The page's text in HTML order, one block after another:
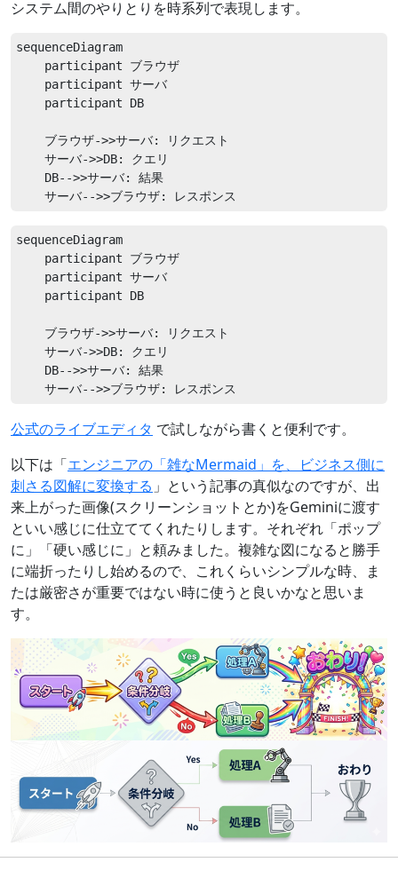
システム間のやりとりを時系列で表現します。
sequenceDiagram
    participant ブラウザ
    participant サーバ
    participant DB
    ブラウザ->>サーバ: リクエスト
    サーバ->>DB: クエリ
    DB-->>サーバ: 結果
sequenceDiagram
    participant ブラウザ
    participant サーバ
    participant DB
    ブラウザ->>サーバ: リクエスト
    サーバ->>DB: クエリ
    DB-->>サーバ: 結果
公式のライブエディタ で試しながら書くと便利です。
以下は「エンジニアの「雑なMermaid」を、ビジネス側に
刺さる図解に変換する」という記事の真似なのですが、出
来上がった画像(スクリーンショットとか)をGeminiに渡す
といい感じに仕立ててくれたりします。それぞれ「ポップ
に」「硬い感じに」と頼みました。複雑な図になると勝手
に端折ったりし始めるので、これくらいシンプルな時、ま
たは厳密さが重要ではない時に使うと良いかなと思いま
す。